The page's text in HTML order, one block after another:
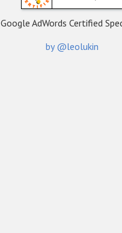
Google AdWords Certified
by @leolukin